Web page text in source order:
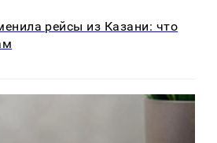
рейсы из Казани: что